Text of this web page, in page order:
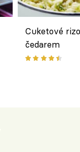
Cuketové
čedarem